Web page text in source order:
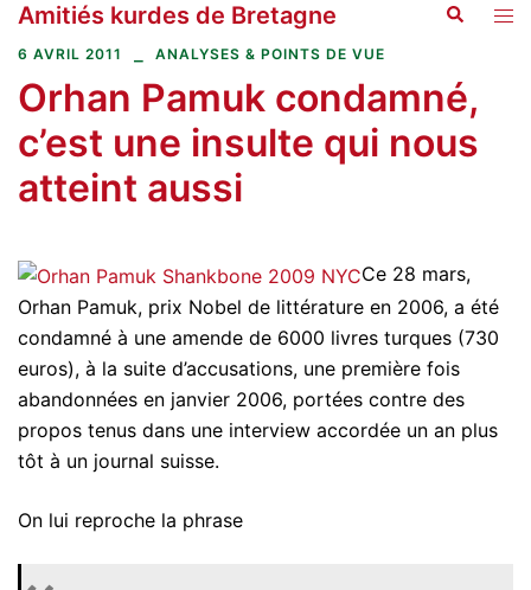
Aller
au
Amitiés kurdes de Bretagne
6 AVRIL 2011 ANALYSES & POINTS DE VUE
Orhan Pamuk condamné,
c’est une insulte qui nous
atteint aussi
Ce 28 mars,
Orhan Pamuk, prix Nobel de littérature en 2006, a été
condamné à une amende de 6000 livres turques (730
euros), à la suite d’accusations, une première fois
abandonnées en janvier 2006, portées contre des
propos tenus dans une interview accordée un an plus
tôt à un journal suisse.
On lui reproche la phrase